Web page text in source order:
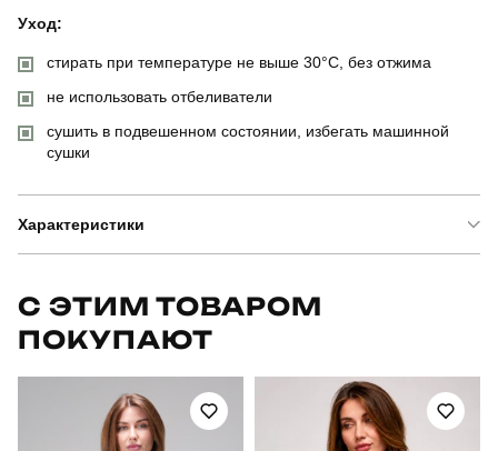
Уход:
стирать при температуре не выше 30°C, без отжима
не использовать отбеливатели
сушить в подвешенном состоянии, избегать машинной
сушки
Характеристики
Модель
OWku27802XLkh
Призначення для повсякденного носіння
С ЭТИМ ТОВАРОМ
ПОКУПАЮТ